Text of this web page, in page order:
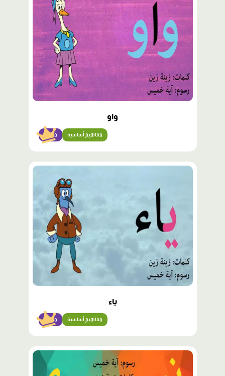
واو
مبتدئ مفاهيم أساسية
محتوى
ياء
مبتدئ مفاهيم أساسية
محتوى